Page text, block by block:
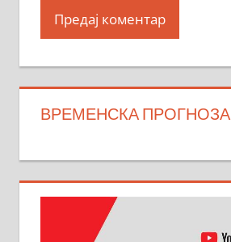
ВРЕМЕНСКА ПРОГНОЗА